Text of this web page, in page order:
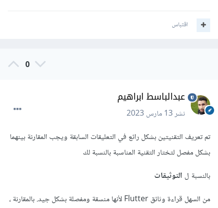
اقتباس
0
عبدالباسط ابراهيم
نشر13 مارس 2023
تم تعريف التقنيتين بشكل رائع في التعليقات السابقة ويجب المقارنة بينهما
بشكل مفصل لتختار التقنية المناسبة بالنسبة لك
بالنسبة ل التوثيقات
من السهل قراءة وثائق Flutter لأنها منسقة ومفصلة بشكل جيد. بالمقارنة ،